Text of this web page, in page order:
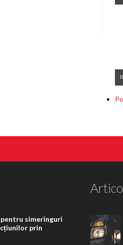
simeringuri
prin